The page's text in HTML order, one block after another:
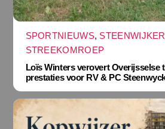
SPORTNIEUWS,
STREEKOMROEP
Loïs Winters verovert Overijsselse
prestaties voor RV & PC